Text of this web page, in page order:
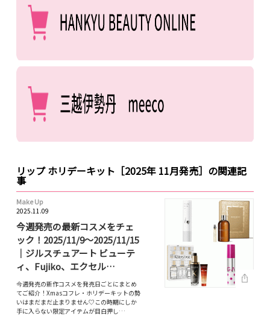
リップ ホリデーキット［2025年 11月発売］の関連記
事
Make Up
2025.11.09
今週発売の最新コスメをチェ
ック！2025/11/9～2025/11/15
｜ジルスチュアート ビューテ
ィ、Fujiko、エクセル…
今週発売の新作コスメを発売日ごとにまとめ
てご紹介！Xmasコフレ・ホリデーキットの勢
いはまだまだ止まりません♡この時期にしか
手に入らない限定アイテムが目白押し…